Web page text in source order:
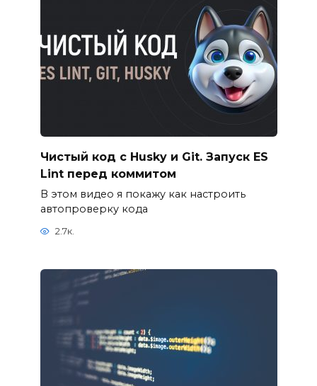
Чистый код с Husky и Git. Запуск ES
Lint перед коммитом
В этом видео я покажу как настроить
автопроверку кода
2.7к.